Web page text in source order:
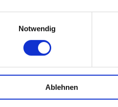
Notwendig
Ablehnen